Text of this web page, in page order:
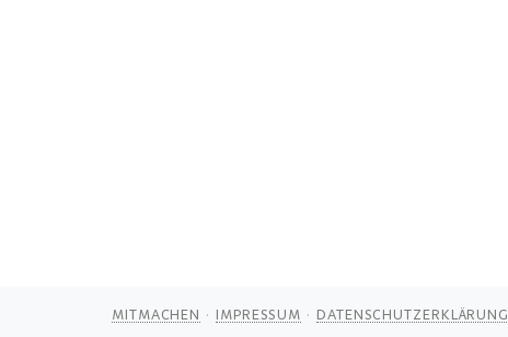
MITMACHEN IMPRESSUM DATENSCHUTZERKLÄRUNG